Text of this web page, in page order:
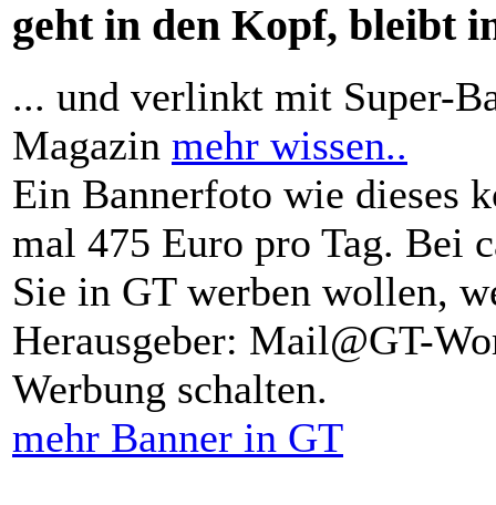
geht in den Kopf, bleibt
... und verlinkt mit Super-
Magazin mehr wissen..
Ein Bannerfoto wie dieses
mal 475 Euro pro Tag. Bei
Sie in GT werben wollen,
Herausgeber: Mail@GT-
Werbung schalten.
mehr Banner in GT